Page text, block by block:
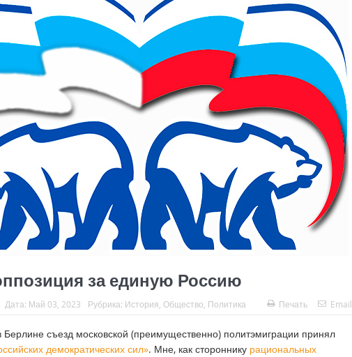
за единую Россию
Дата: Май 03, 2023 Рубрика: История Общество Политика Печать Email
съезд московской (преимущественно) политэмиграции принял
демократических сил». Мне, как стороннику рациональных